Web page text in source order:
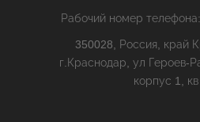
Рабочий номер
350028, Россия, край
г.Краснодар, ул Героев-
корпус 1,